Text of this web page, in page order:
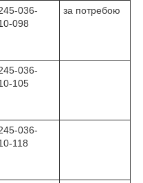
036-
098
за потребою
036-
105
036-
118